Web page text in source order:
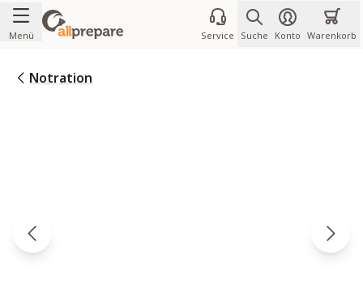
Zum Inhalt springen
Menü Service Suche Konto Warenkorb
Notration